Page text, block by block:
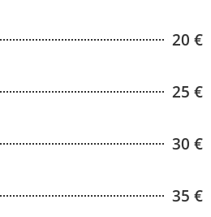
20 €
25 €
30 €
35 €